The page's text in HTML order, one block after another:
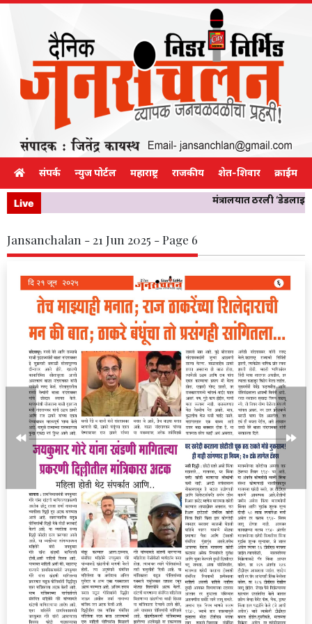
संपर्क न्युज पोर्टल महाराष्ट्र राजकीय शेत-शिवार क्राईम
Live मंत्रालयात ठरली
Jansanchalan - 21 Jun 2025 - Page 6